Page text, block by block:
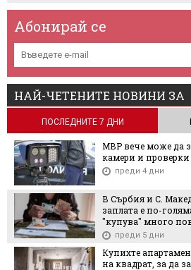
Абонирай се
НАЙ-ЧЕТЕНИТЕ НОВИНИ ЗА
ПОСЛЕДНИТЕ 7 ДНИ
МВР вече може да
камери и проверки
преди 4 дни
В Сърбия и С.
заплата е по-
"купува" много
преди 5 дни
Купихте
на квадрат, за да